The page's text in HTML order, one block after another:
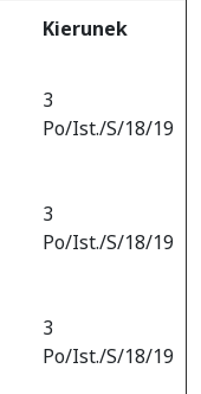
Kierunek
3
Po/Ist./S/18/19
3
Po/Ist./S/18/19
3
Po/Ist./S/18/19